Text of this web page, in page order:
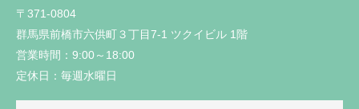
〒371-0804
群馬県前橋市六供町３丁目7-1 ツクイビル 1階
営業時間： 9:00～18:00
定休日： 毎週水曜日